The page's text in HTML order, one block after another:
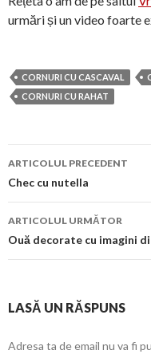
urmări și un video foarte
CORNURI CU CASCAVAL
CORNURI CU RAHAT
Navigare
în
articol
ARTICOLUL PRECEDENT
Chec cu nutella
ARTICOLUL URMĂTOR
Ouă decorate cu imagini
LASĂ UN RĂSPUNS
Adresa ta de email nu va fi